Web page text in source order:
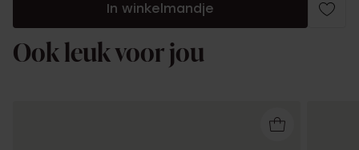
In winkelmandje
Ook leuk voor jou